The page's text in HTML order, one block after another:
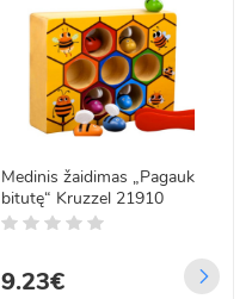
Medinis žaidimas „Pagauk
bitutę“ Kruzzel 21910
9.23€